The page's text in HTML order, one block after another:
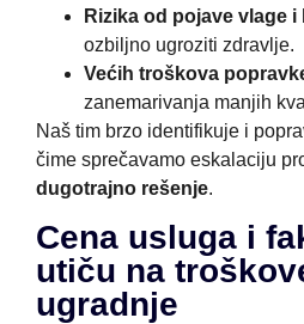
Rizika od pojave vlage i
ozbiljno ugroziti zdravlje.
Većih troškova
zanemarivanja manjih
Naš tim brzo identifikuje i
čime sprečavamo eskalaciju
dugotrajno rešenje.
Cena usluga i
utiču na
ugradnje